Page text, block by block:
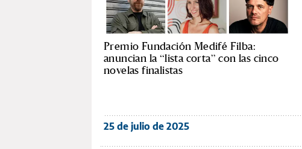
Premio Fundación Medifé Filba:
anuncian la “lista corta” con las cinco
novelas finalistas
25 de julio de 2025